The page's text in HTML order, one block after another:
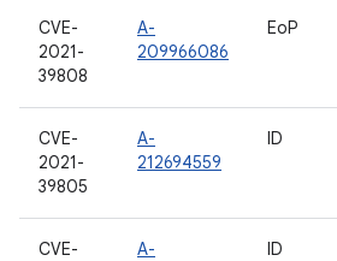
CVE-
2021-
39808
A-
209966086
EoP
CVE-
2021-
39805
A-
212694559
ID
CVE-
A-
ID